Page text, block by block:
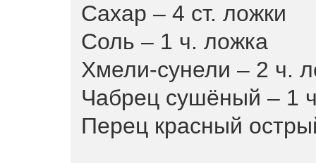
Сахар – 4 ст. ложки
Соль – 1 ч. ложка
Хмели-сунели – 2 ч.
Чабрец сушёный – 1
Перец красный